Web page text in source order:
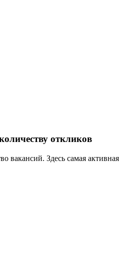
откликов
вакансий. Здесь самая активная